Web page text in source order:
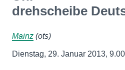
drehscheibe
Mainz (ots)
Dienstag, 29. Januar 2013,